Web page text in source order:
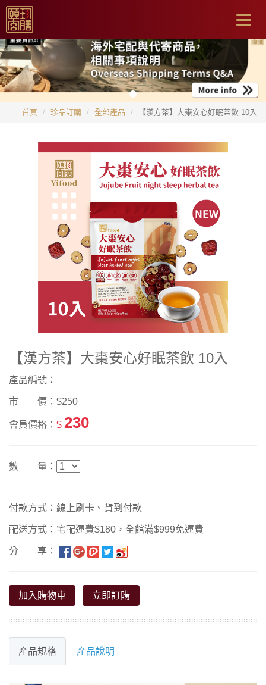
首頁 珍品訂購 全部產品 【漢方茶】大棗安心好眠茶飲 10入
【漢方茶】大棗安心好眠茶飲 10入
產品編號：
市 價： $250
會員價格： $ 230
數 量：
付款方式：線上刷卡、貨到付款
配送方式：宅配運費$180，全館滿$999免運費
分 享：
加入購物車 立即訂購
產品規格 產品說明